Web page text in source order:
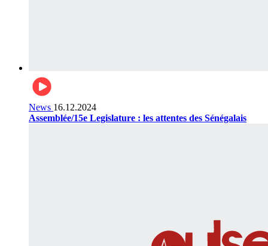
News 16.12.2024
Assemblée/15e Legislature : les attentes des Sénégalais